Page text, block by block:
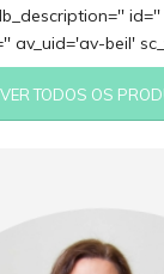
av_uid='av-beil'
VER TODOS OS